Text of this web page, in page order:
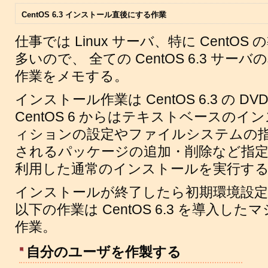
CentOS 6.3 インストール直後にする作業
仕事では Linux サーバ、特に CentOS
多いので、 全ての CentOS 6.3 サーバ
作業をメモする。
インストール作業は CentOS 6.3 の
CentOS 6 からはテキストベースのイ
ィションの設定やファイルシステムの
されるパッケージの追加・削除など指
利用した通常のインストールを実行す
インストールが終了したら初期環境設
以下の作業は CentOS 6.3 を導入した
作業。
自分のユーザを作製する